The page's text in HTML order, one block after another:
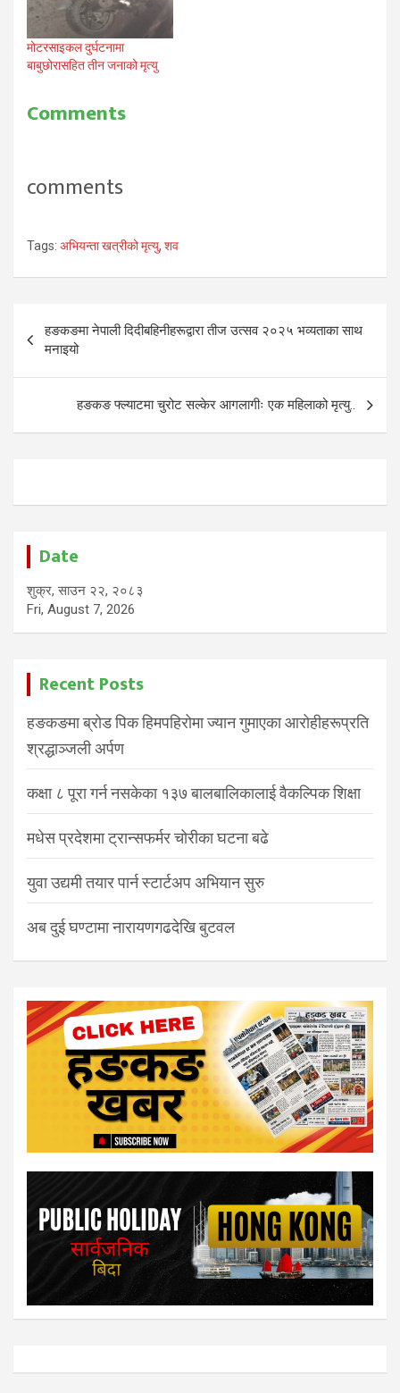
मोटरसाइकल दुर्घटनामा
बाबुछोरासहित तीन जनाको मृत्यु
Comments
comments
Tags: अभियन्ता खत्रीको मृत्यु, शव
Post
navigation
हङकङमा नेपाली दिदीबहिनीहरूद्वारा तीज उत्सव २०२५ भव्यताका साथ
मनाइयो
हङकङ फ्ल्याटमा चुरोट सल्केर आगलागीः एक महिलाको मृत्यु..
Date
शुक्र, साउन २२, २०८३
Fri, August 7, 2026
Recent Posts
हङकङमा ब्रोड पिक हिमपहिरोमा ज्यान गुमाएका आरोहीहरूप्रति
श्रद्धाञ्जली अर्पण
कक्षा ८ पूरा गर्न नसकेका १३७ बालबालिकालाई वैकल्पिक शिक्षा
मधेस प्रदेशमा ट्रान्सफर्मर चोरीका घटना बढे
युवा उद्यमी तयार पार्न स्टार्टअप अभियान सुरु
अब दुई घण्टामा नारायणगढदेखि बुटवल